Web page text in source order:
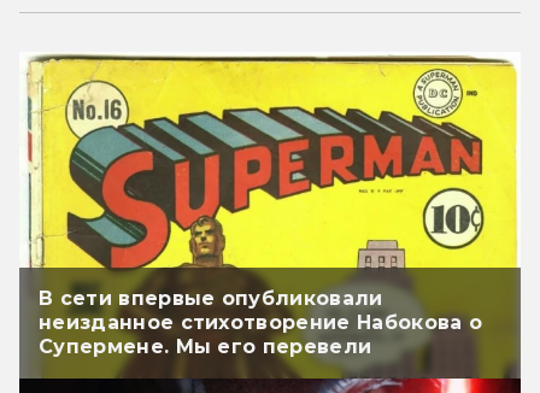
В сети впервые опубликовали
неизданное стихотворение Набокова о
Супермене. Мы его перевели